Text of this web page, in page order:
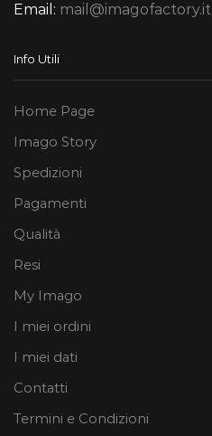
Email: mail@imagofactory.it
Info Utili
Home Page
Imago Story
Spedizioni
Pagamenti
Qualità
Resi
My Imago
I miei ordini
I miei dati
Contatti
Termini e Condizioni